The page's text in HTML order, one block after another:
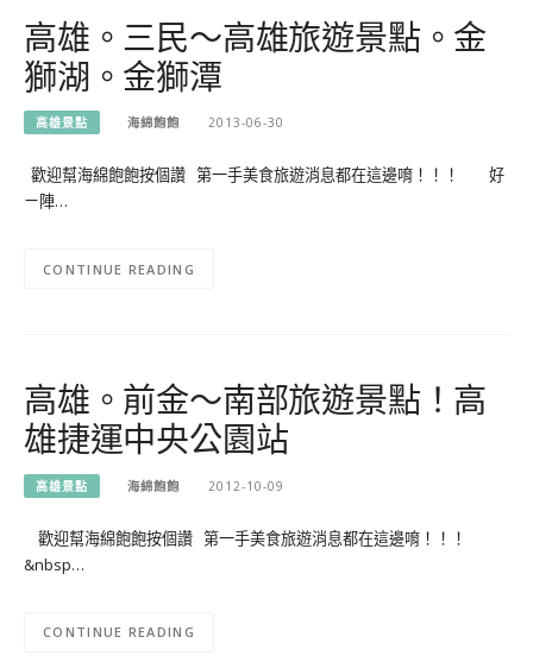
高雄。三民～高雄旅遊景點。金
獅湖。金獅潭
高雄景點 海綿飽飽 2013-06-30
歡迎幫海綿飽飽按個讚 第一手美食旅遊消息都在這邊唷！！！ 好
ㄧ陣…
CONTINUE READING
高雄。前金～南部旅遊景點！高
雄捷運中央公園站
高雄景點 海綿飽飽 2012-10-09
歡迎幫海綿飽飽按個讚 第一手美食旅遊消息都在這邊唷！！！
&nbsp…
CONTINUE READING